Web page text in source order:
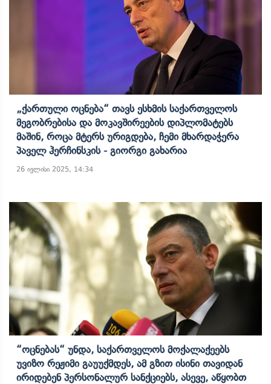
„ქართული Ოცნება“ Თავს Ესხმის Საქართველოს
Მეგობრებისა Და Მოკავშირეების Დიპლომატებს
Მაშინ, Როცა Მტერს Ურიგდება, Ჩემი Მხარდაჭერა
Პაველ Ჰერჩინსკის - Გიორგი Გახარია
26 ივლისი 2025, 14:34
“ოცნებას“ Უნდა, Საქართველოს Მოქალაქეებს
Უვიზო Რეჟიმი Გაუუქმდეს, Ამ Გზით Ისინი Თავიდან
Ირიდებენ Პერსონალურ Სანქციებს, Ასევე, Აწყობთ